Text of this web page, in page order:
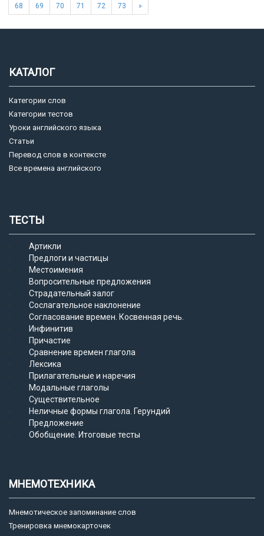
68 69 70 71 72 73 »
КАТАЛОГ
Категории слов
Категории тестов
Уроки английского языка
Статьи
Перевод слов в контексте
Все времена английского
ТЕСТЫ
Артикли
Предлоги и частицы
Местоимения
Вопросительные предложения
Страдательный залог
Сослагательное наклонение
Согласование времен. Косвенная речь.
Инфинитив
Причастие
Сравнение времен глагола
Лексика
Прилагательные и наречия
Модальные глаголы
Существительное
Неличные формы глагола. Герундий
Предложение
Обобщение. Итоговые тесты
МНЕМОТЕХНИКА
Мнемотическое запоминание слов
Тренировка мнемокарточек